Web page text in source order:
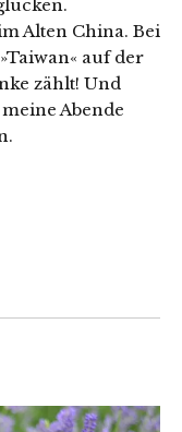
Alten China. Bei
auf der
zählt! Und
Abende